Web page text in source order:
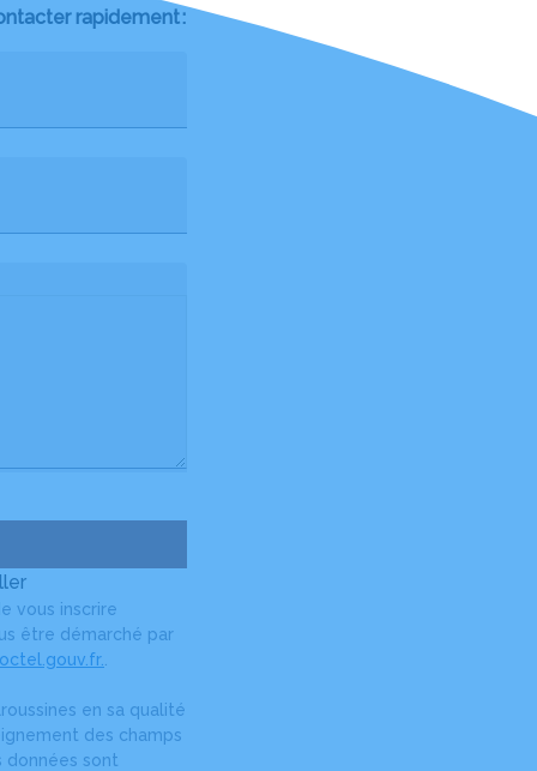
rapidement :
vous inscrire
être démarché par
en sa qualité
des champs
données sont